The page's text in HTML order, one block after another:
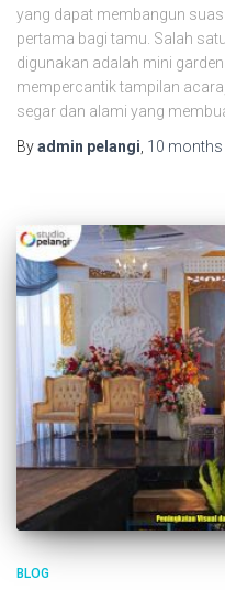
yang dapat membangun
pertama bagi tamu. Salah
digunakan adalah mini
mempercantik tampilan
segar dan alami yang
Byadmin pelangi 10 months
BLOG